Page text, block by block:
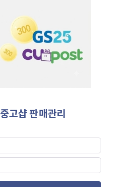
중고샵 판매관리